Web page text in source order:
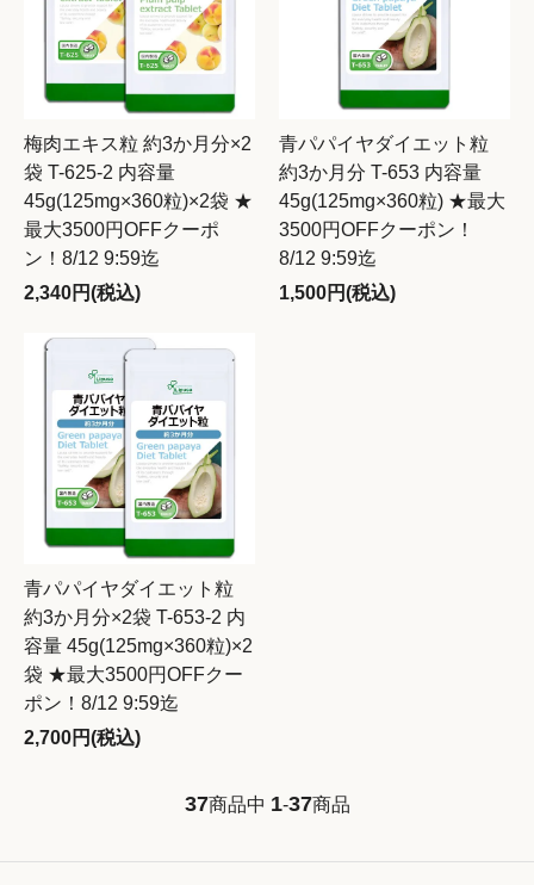
梅肉エキス粒 約3か月分×2
袋 T-625-2 内容量
45g(125mg×360粒)×2袋 ★
最大3500円OFFクーポ
ン！8/12 9:59迄
2,340円(税込)
青パパイヤダイエット粒
約3か月分 T-653 内容量
45g(125mg×360粒) ★最大
3500円OFFクーポン！
8/12 9:59迄
1,500円(税込)
青パパイヤダイエット粒
約3か月分×2袋 T-653-2 内
容量 45g(125mg×360粒)×2
袋 ★最大3500円OFFクー
ポン！8/12 9:59迄
2,700円(税込)
37商品中 1-37商品